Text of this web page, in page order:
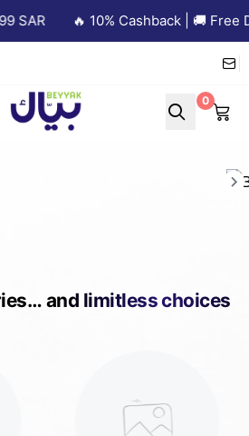
🔥 10% Cashback | 🚚 Free
Beyyak
0
and limitless choices